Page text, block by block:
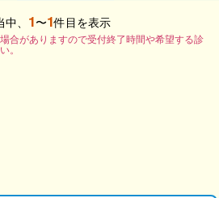
、 1〜1件目を表示
合がありますので受付終了時間や希望する診
。